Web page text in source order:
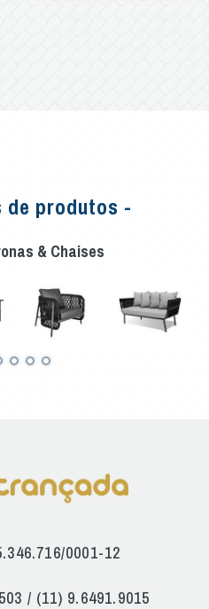
produtos -
& Chaises
0001-12
/ (11) 9.6491.9015